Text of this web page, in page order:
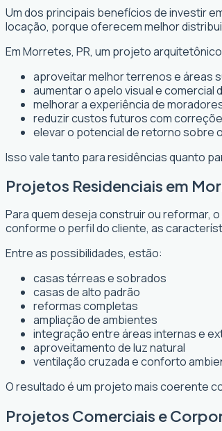
Um dos principais benefícios de investir
locação, porque oferecem melhor
Em Morretes, PR, um projeto
aproveitar melhor terrenos e áreas
aumentar o apelo visual e comercial
melhorar a experiência de
reduzir custos futuros com
elevar o potencial de retorno sobre
Isso vale tanto para residências quanto
Projetos Residenciais em
Para quem deseja construir ou reformar,
conforme o perfil do cliente, as
Entre as possibilidades, estão:
casas térreas e sobrados
casas de alto padrão
reformas completas
ampliação de ambientes
integração entre áreas internas e
aproveitamento de luz natural
ventilação cruzada e conforto
O resultado é um projeto mais coerente
Projetos Comerciais e